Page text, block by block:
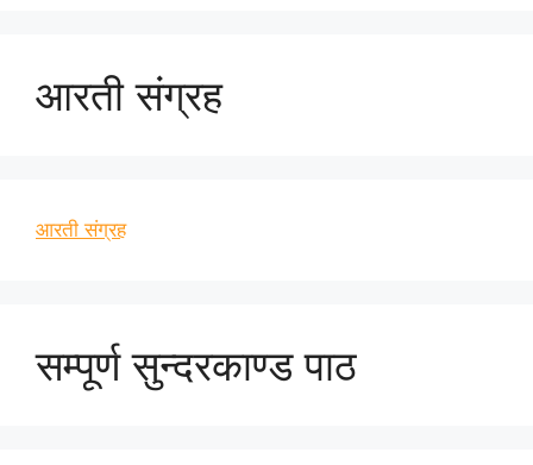
आरती संग्रह
आरती संग्रह
सम्पूर्ण सुन्दरकाण्ड पाठ